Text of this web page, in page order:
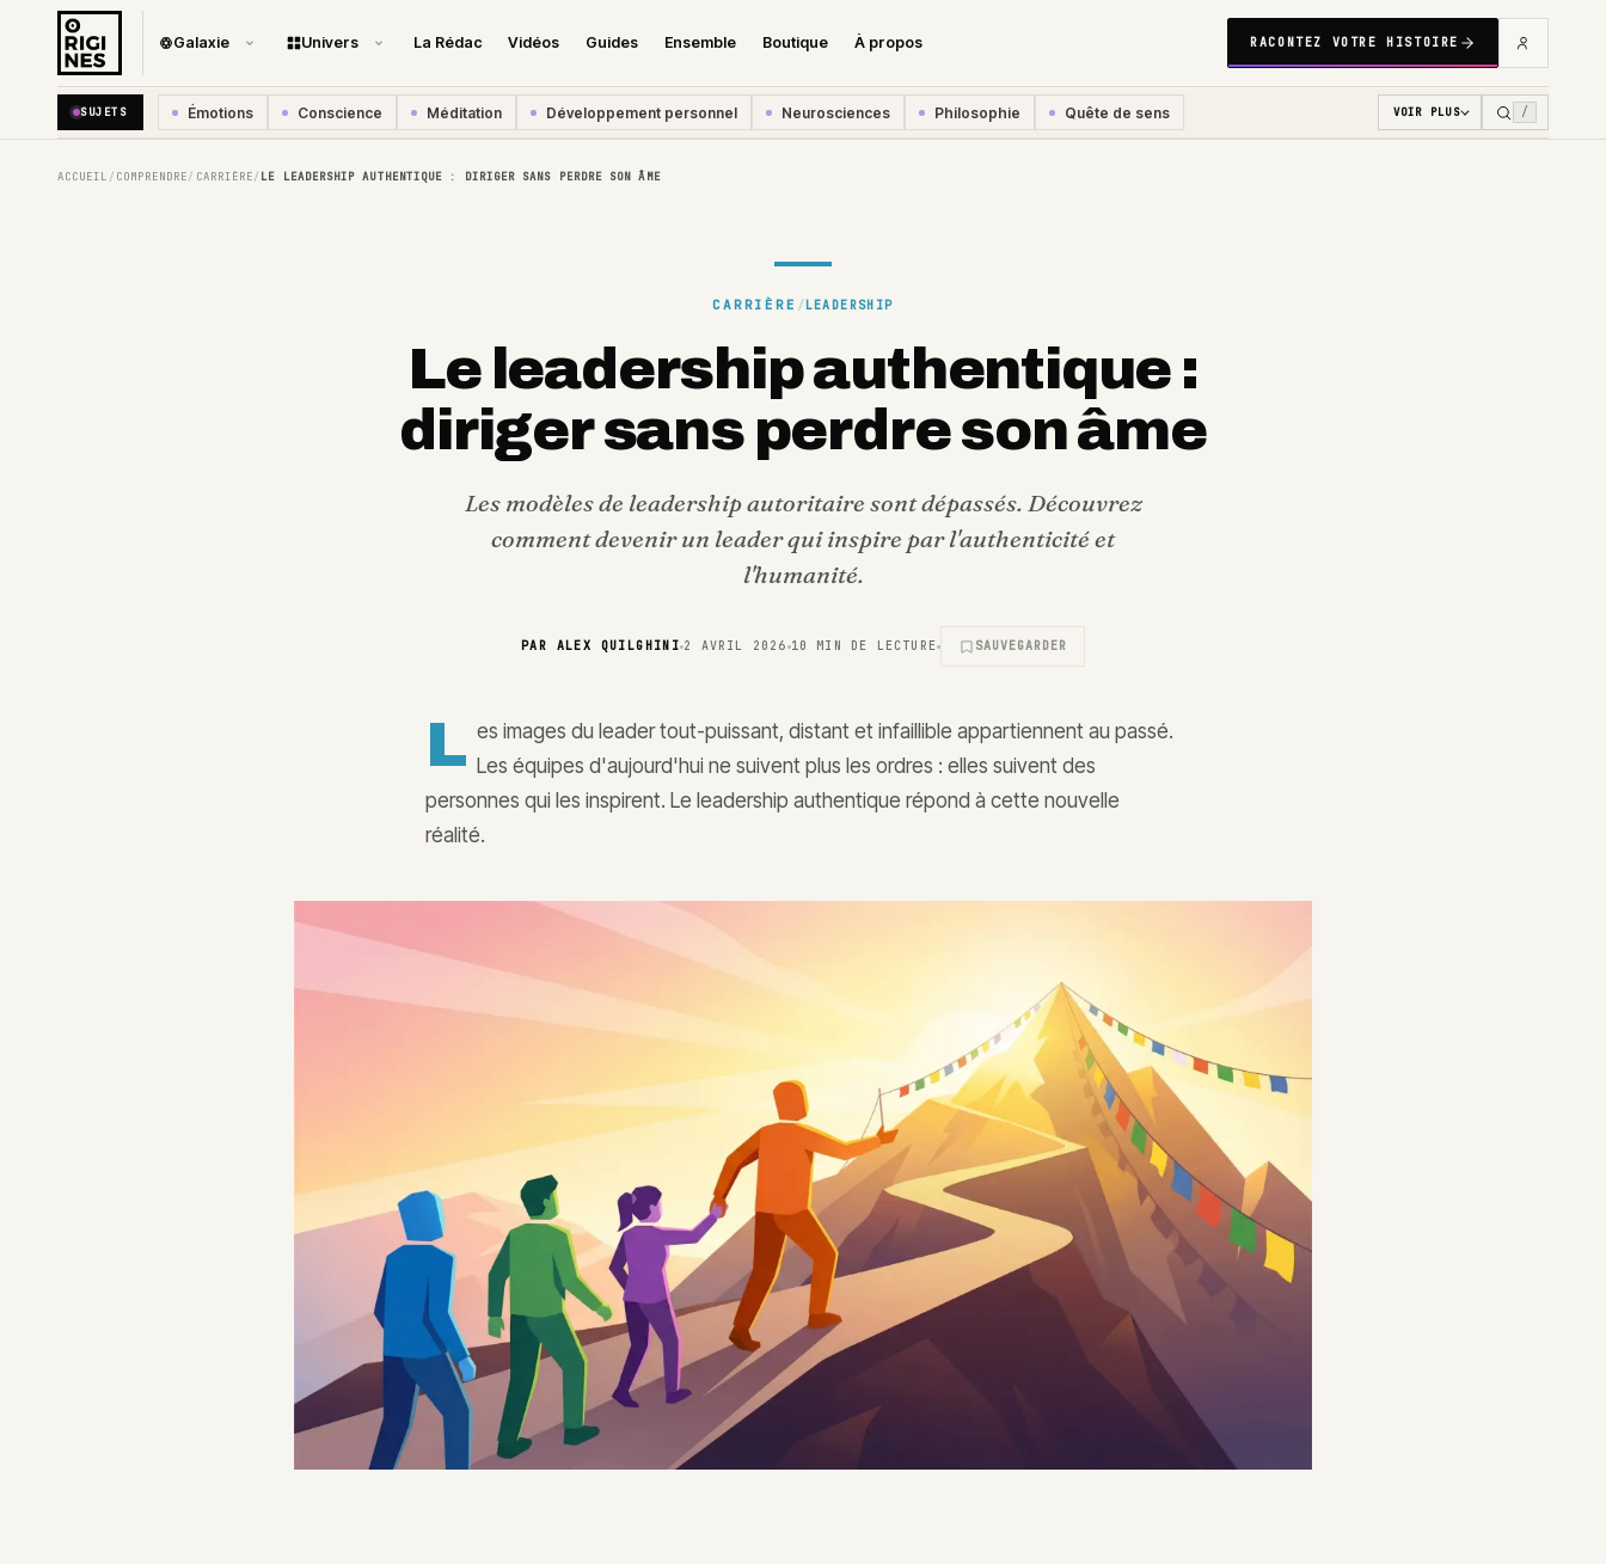
Galaxie Univers La Rédac Vidéos Guides Ensemble Boutique À propos RACONTEZ VOTRE HISTOIRE
SUJETS Émotions Conscience Méditation Développement personnel Neurosciences Philosophie Quête de sens VOIR PLUS /
ACCUEIL / COMPRENDRE / CARRIÈRE / LE LEADERSHIP AUTHENTIQUE : DIRIGER SANS PERDRE SON ÂME
CARRIÈRE /LEADERSHIP
Le leadership authentique :
diriger sans perdre son âme
Les modèles de leadership autoritaire sont dépassés. Découvrez
comment devenir un leader qui inspire par l'authenticité et
l'humanité.
PAR ALEX QUILGHINI 2 AVRIL 2026 10 MIN DE LECTURE SAUVEGARDER
L es images du leader tout-puissant, distant et infaillible appartiennent au passé.
Les équipes d'aujourd'hui ne suivent plus les ordres : elles suivent des
personnes qui les inspirent. Le leadership authentique répond à cette nouvelle
réalité.